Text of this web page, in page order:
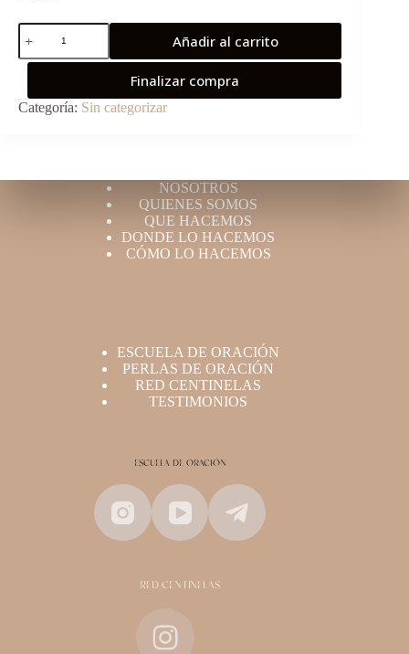
Añadir al carrito
Finalizar compra
Categoría: Sin categorizar
NOSOTROS
QUIENES SOMOS
QUE HACEMOS
DONDE LO HACEMOS
CÓMO LO HACEMOS
ESCUELA DE ORACIÓN
PERLAS DE ORACIÓN
RED CENTINELAS
TESTIMONIOS
ESCUELA DE ORACIÓN
RED CENTINELAS